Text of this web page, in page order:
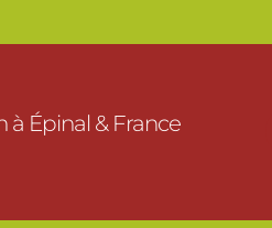
à Épinal & France